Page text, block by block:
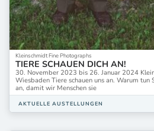
Kleinschmidt Fine Photographs
TIERE SCHAUEN DICH AN!
30. November 2023 bis 26. Januar 2024
Wiesbaden Tiere schauen uns an. Warum tun
an, damit wir Menschen sie
AKTUELLE AUSTELLUNGEN